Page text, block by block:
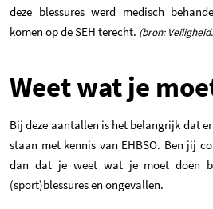
deze blessures werd medisch
komen op de SEH terecht. (bron:
Weet wat je
Bij deze aantallen is het belangrijk dat
staan met kennis van EHBSO. Ben jij
dan dat je weet wat je moet doen
(sport)blessures en ongevallen.